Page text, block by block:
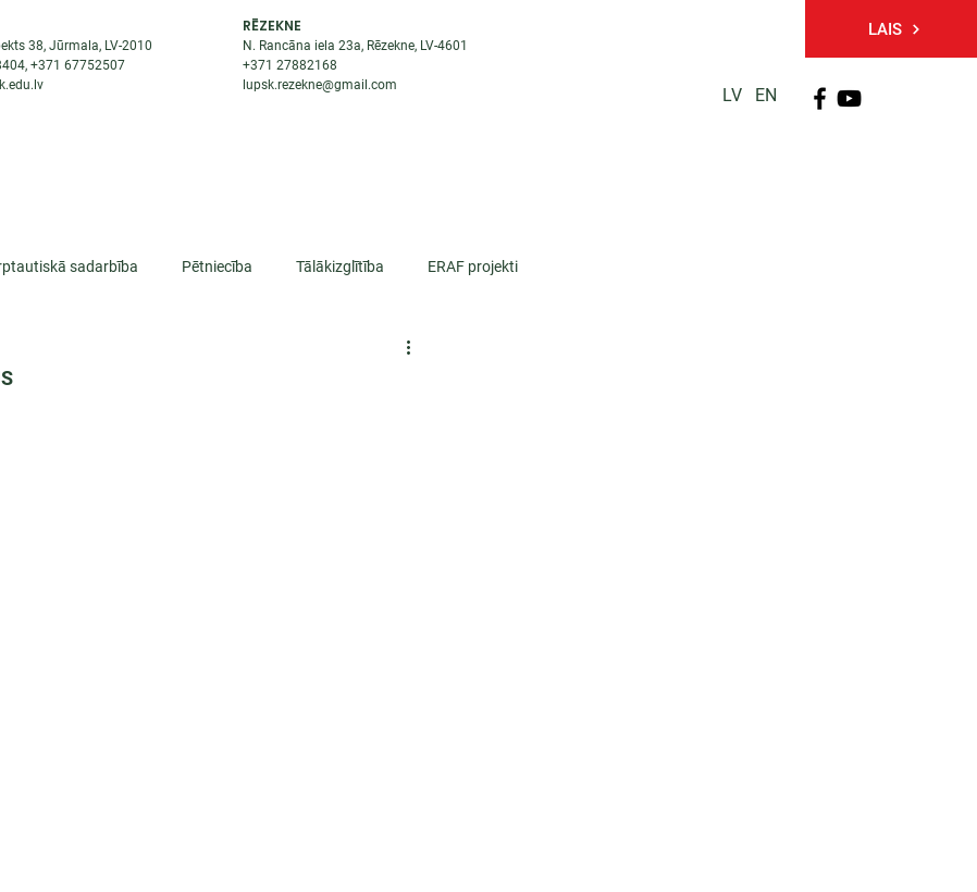
38, Jūrmala, LV-2010
, +37167752507
RĒZEKNE
N. Rancāna iela 23a, Rēzekne, LV-4601
+37127882168
lupsk.rezekne@gmail.com
LAIS
LV EN
sadarbība Pētniecība Tālākizglītība ERAF projekti